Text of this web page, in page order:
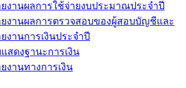
ยงานผลการใช้จ่ายงบประมาณประจำปี
ยงานผลการตรวจสอบของผู้สอบบัญชีและ
งานการเงินประจำปี
แสดงฐานะการเงิน
ยงานทางการเงิน